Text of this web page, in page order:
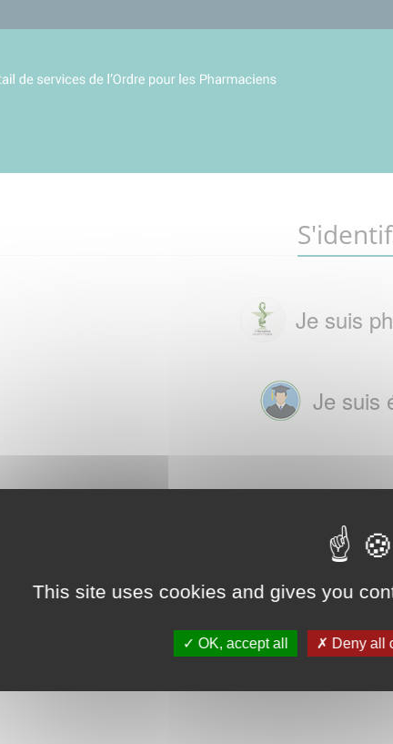
This site uses cookies and gives you
OK, accept all Deny all
Je suis
Je suis